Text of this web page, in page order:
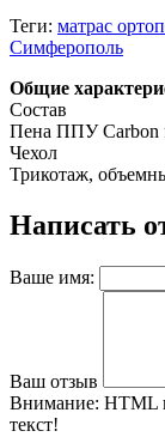
Теги: матрас
Симферополь
Общие
Состав
Пена ППУ Carbon
Чехол
Трикотаж,
Написать
Ваше имя:
Ваш отзыв
Внимание: HTML
текст!